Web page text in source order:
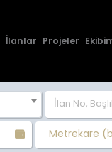
İlanlar Projeler
Metrekare